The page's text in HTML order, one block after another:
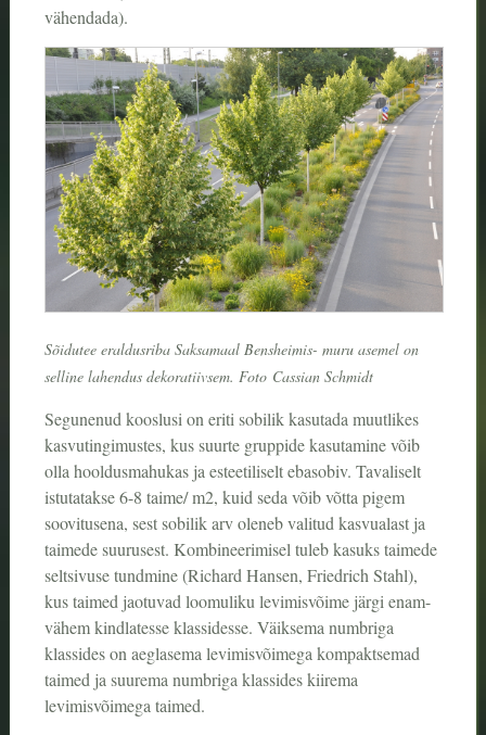
vähendada).
Sõidutee eraldusriba Saksamaal Bensheimis- muru asemel on
selline lahendus dekoratiivsem. Foto Cassian Schmidt
Segunenud kooslusi on eriti sobilik kasutada muutlikes
kasvutingimustes, kus suurte gruppide kasutamine võib
olla hooldusmahukas ja esteetiliselt ebasobiv. Tavaliselt
istutatakse 6-8 taime/ m2, kuid seda võib võtta pigem
soovitusena, sest sobilik arv oleneb valitud kasvualast ja
taimede suurusest. Kombineerimisel tuleb kasuks taimede
seltsivuse tundmine (Richard Hansen, Friedrich Stahl),
kus taimed jaotuvad loomuliku levimisvõime järgi enam-
vähem kindlatesse klassidesse. Väiksema numbriga
klassides on aeglasema levimisvõimega kompaktsemad
taimed ja suurema numbriga klassides kiirema
levimisvõimega taimed.